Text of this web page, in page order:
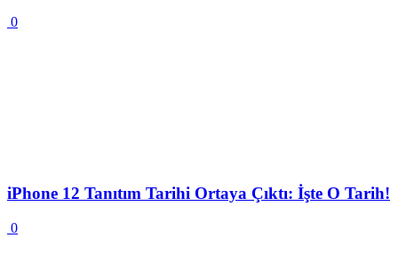
0
iPhone 12 Tanıtım Tarihi Ortaya Çıktı: İşte O Tarih!
0